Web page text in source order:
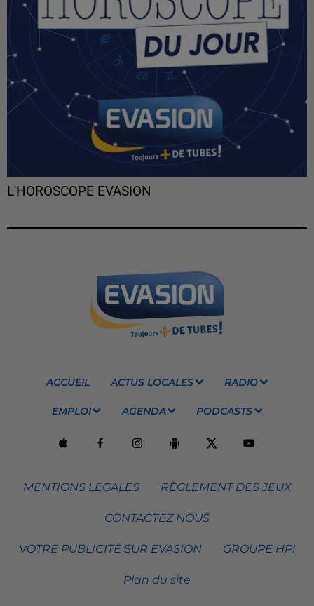
L'HOROSCOPE EVASION
ACCUEIL ACTUS LOCALES RADIO
EMPLOI AGENDA PODCASTS
MENTIONS LEGALES RÈGLEMENT DES JEUX
CONTACTEZ NOUS
VOTRE PUBLICITÉ SUR EVASION GROUPE HPI
Plan du site